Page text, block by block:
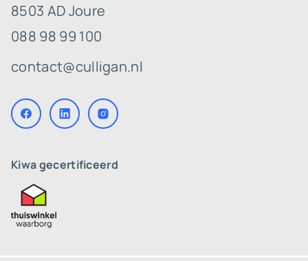
8503 AD Joure
088 98 99 100
contact@culligan.nl
Kiwa gecertificeerd